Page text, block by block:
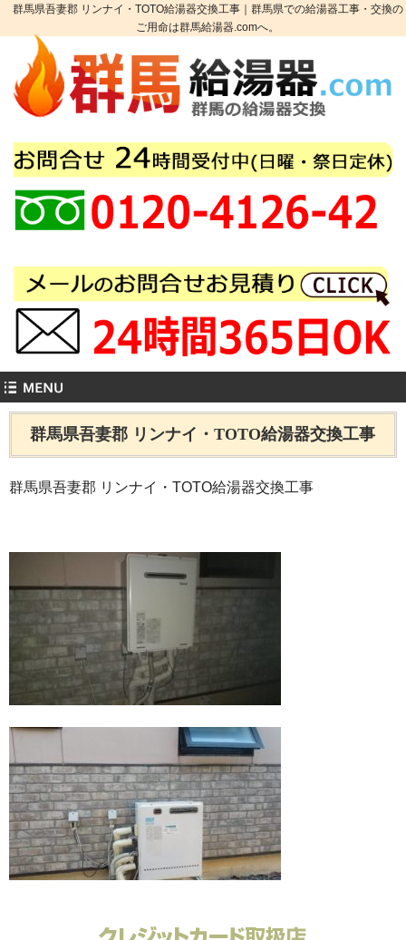
群馬県吾妻郡 リンナイ・TOTO給湯器交換工事｜群馬県での給湯器工事・交換の
ご用命は群馬給湯器.comへ。
群馬県吾妻郡 リンナイ・TOTO給湯器交換工事
群馬県吾妻郡 リンナイ・TOTO給湯器交換工事